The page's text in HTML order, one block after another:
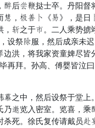
顿反挞士卒。丹阳督
，易浴轻《性》，是
商之于寸。二人乘势
设祭好服，然后成亲未
洪，将我家资童婢尽
再拜。孙高、傅婴皆泣
中，然后设祭于堂上
貌览入密室。览喜，
死。徐氏复传请戴员